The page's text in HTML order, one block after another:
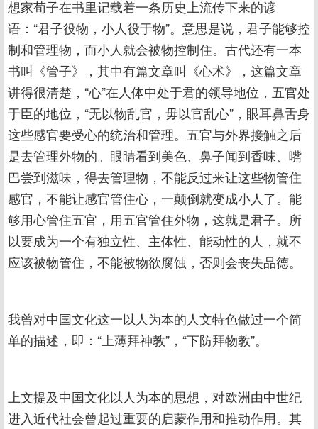
想家荀子在书里记载着一条历史上流传下来的谚
语：“君子役物，小人役于物”。意思是说，君子能够控
制和管理物，而小人就会被物控制住。古代还有一本
书叫《管子》，其中有篇文章叫《心术》，这篇文章
讲得很清楚，“心”在人体中处于君的领导地位，五官处
于臣的地位，“无以物乱官，毋以官乱心”，眼耳鼻舌身
这些感官要受心的统治和管理。五官与外界接触之后
是去管理外物的。眼睛看到美色、鼻子闻到香味、嘴
巴尝到滋味，得去管理物，不能反过来让这些物管住
感官，不能让感官管住心，一颠倒就变成小人了。能
够用心管住五官，用五官管住外物，这就是君子。所
以要成为一个有独立性、主体性、能动性的人，就不
应该被物管住，不能被物欲腐蚀，否则会丧失品德。
我曾对中国文化这一以人为本的人文特色做过一个简
单的描述，即：“上薄拜神教”，“下防拜物教”。
上文提及中国文化以人为本的思想，对欧洲由中世纪
进入近代社会曾起过重要的启蒙作用和推动作用。其